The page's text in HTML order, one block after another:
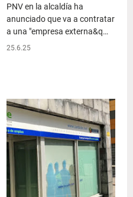
PNV en la alcaldía ha
anunciado que va a contratar
a una "empresa externa&q…
25.6.25